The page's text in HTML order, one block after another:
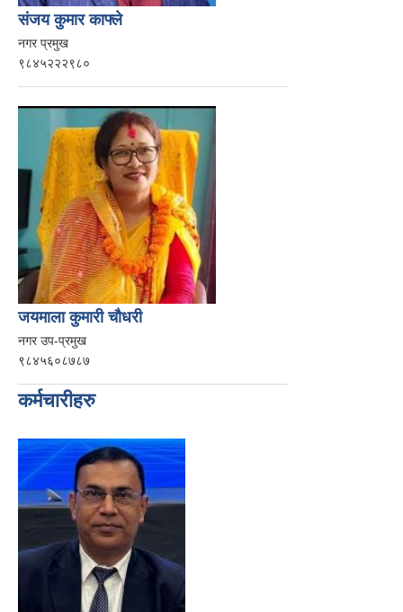
संजय कुमार काफ्ले
नगर प्रमुख
९८४५२२२९८०
जयमाला कुमारी चौधरी
नगर उप-प्रमुख
९८४५६०८७८७
कर्मचारीहरु